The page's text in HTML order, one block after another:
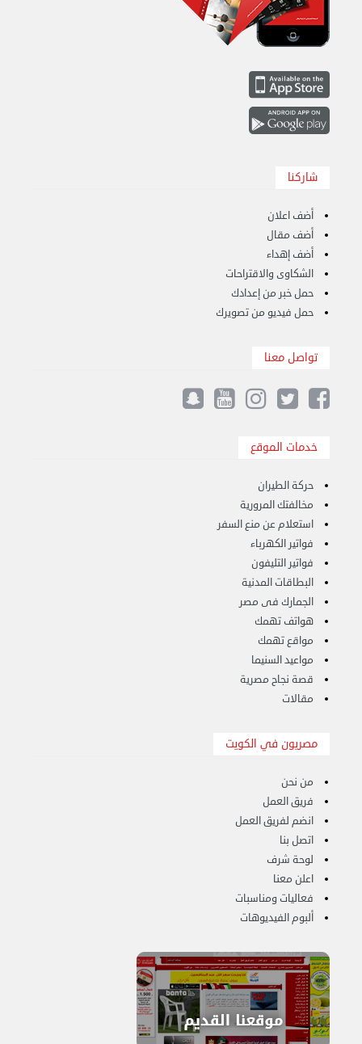
الأحد 24 سبتمبر 2023 11:10 ص
الأحد 17 سبتمبر 2023 01:24 م
هاف لوري لتوصيل ونقل العفش 65818808
الخميس 14 سبتمبر 2023 03:06 م
شاركنا
أضف اعلان
أضف مقال
أضف إهداء
الشكاوى والاقتراحات
حمل خبر من إعدادك
حمل فيديو من تصويرك
تواصل معنا
خدمات الموقع
حركة الطيران
مخالفتك المرورية
استعلام عن منع السفر
فواتير الكهرباء
فواتير التليفون
البطاقات المدنية
الجمارك فى مصر
هواتف تهمك
مواقع تهمك
مواعيد السنيما
قصة نجاح مصرية
مقالات
مصريون في الكويت
من نحن
فريق العمل
انضم لفريق العمل
اتصل بنا
لوحة شرف
اعلن معنا
فعاليات ومناسبات
ألبوم الفيديوهات